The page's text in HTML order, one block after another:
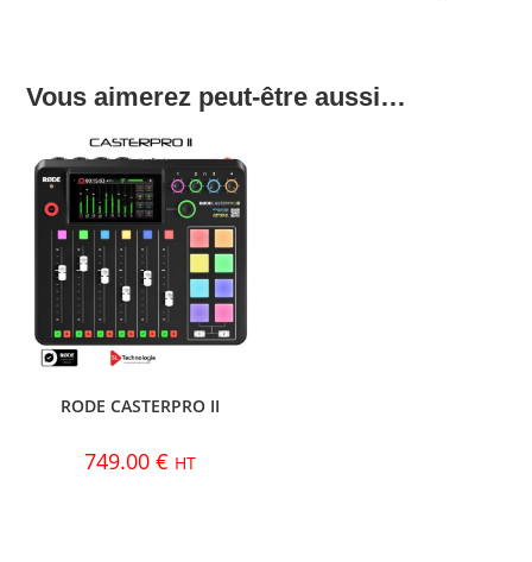
Vous aimerez peut-être aussi…
RODE CASTERPRO II
749.00€ HT